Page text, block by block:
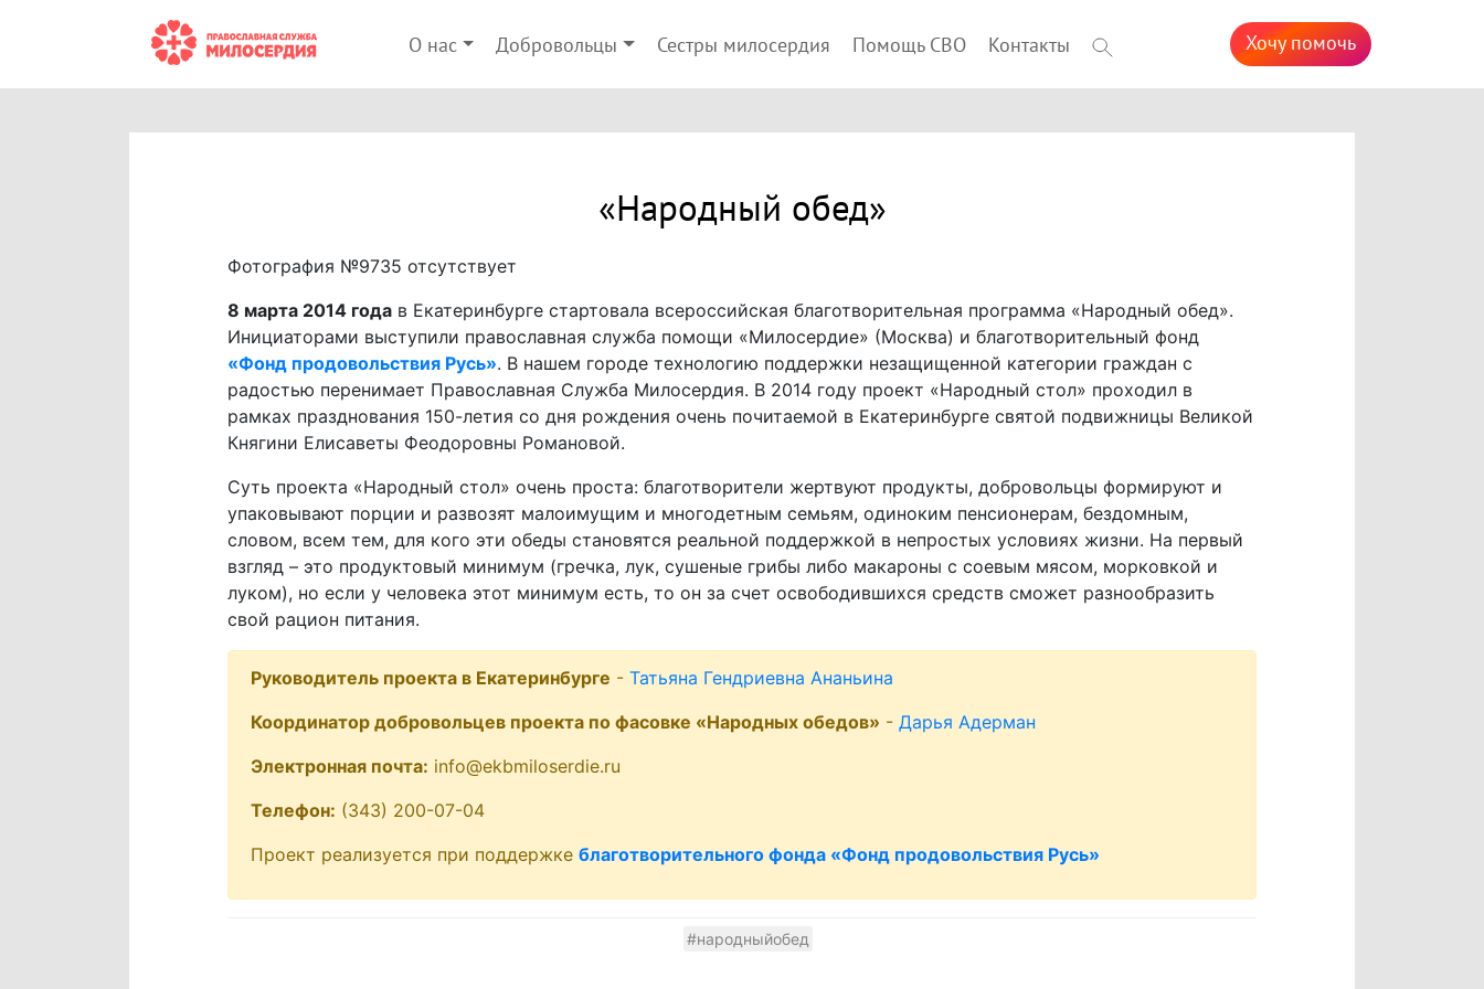
О нас Добровольцы Сестры милосердия Помощь СВО Контакты Хочу помочь
«Народный обед»
Фотография №9735 отсутствует
8 марта 2014 годав Екатеринбурге стартовала всероссийская благотворительная программа «Народный обед».
Инициаторами выступили православная служба помощи «Милосердие» (Москва) и благотворительный фонд
«Фонд продовольствия Русь». В нашем городе технологию поддержки незащищенной категории граждан с
радостью перенимает Православная Служба Милосердия. В 2014 году проект «Народный стол» проходил в
рамках празднования 150-летия со дня рождения очень почитаемой в Екатеринбурге святой подвижницы Великой
Княгини Елисаветы Феодоровны Романовой.
Суть проекта «Народный стол» очень проста: благотворители жертвуют продукты, добровольцы формируют и
упаковывают порции и развозят малоимущим и многодетным семьям, одиноким пенсионерам, бездомным,
словом, всем тем, для кого эти обеды становятся реальной поддержкой в непростых условиях жизни. На первый
взгляд – это продуктовый минимум (гречка, лук, сушеные грибы либо макароны с соевым мясом, морковкой и
луком), но если у человека этот минимум есть, то он за счет освободившихся средств сможет разнообразить
свой рацион питания.
Руководитель проекта в Екатеринбурге - Татьяна Гендриевна Ананьина
Координатор добровольцев проекта по фасовке «Народных обедов» - Дарья Адерман
Электронная почта: info@ekbmiloserdie.ru
Телефон: (343) 200-07-04
Проект реализуется при поддержке благотворительного фонда «Фонд продовольствия Русь»
#народныйобед